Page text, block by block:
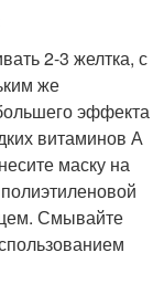
2-3 желтка, с
же
эффекта
витаминов А
маску на
Смывайте